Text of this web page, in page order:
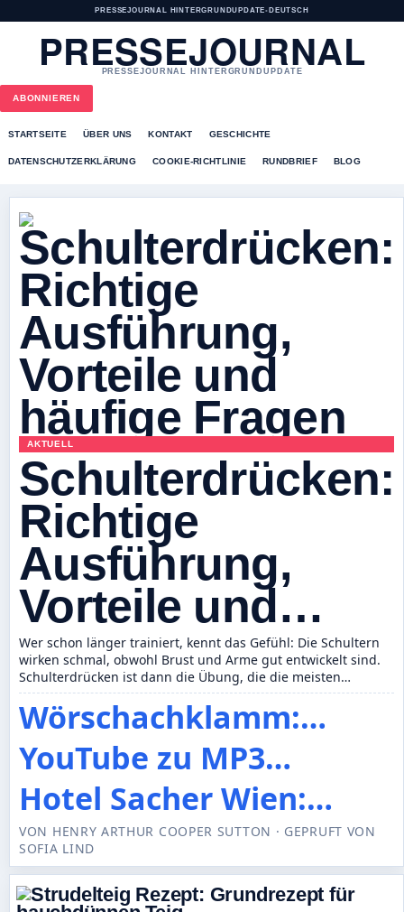
PRESSEJOURNAL HINTERGRUNDUPDATE• DEUTSCH
PRESSEJOURNAL
PRESSEJOURNAL HINTERGRUNDUPDATE
ABONNIEREN
STARTSEITE ÜBER UNS KONTAKT GESCHICHTE
DATENSCHUTZERKLÄRUNG COOKIE-RICHTLINIE RUNDBRIEF BLOG
AKTUELL
Schulterdrücken:
Richtige
Ausführung,
Vorteile und
häufige Fragen
Wer schon länger trainiert, kennt das Gefühl: Die Schultern
wirken schmal, obwohl Brust und Arme gut entwickelt sind.
Schulterdrücken ist dann die Übung, die die meisten
empfehlen – sie fordert den Deltamuskel direkt, verlangt…
Wörschachklamm:
Öffnungszeiten,
Wanderung & Tipps
YouTube zu MP3
Konverter online:
Kostenlos, legal und
sicher
Hotel Sacher Wien:
Geschichte, Preise &
Dresscode
VON HENRY ARTHUR COOPER SUTTON · GEPRUFT VON
SOFIA LIND